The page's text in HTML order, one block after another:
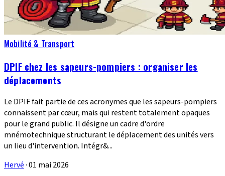
Mobilité & Transport
DPIF chez les sapeurs-pompiers : organiser les
déplacements
Le DPIF fait partie de ces acronymes que les sapeurs-pompiers
connaissent par cœur, mais qui restent totalement opaques
pour le grand public. Il désigne un cadre d'ordre
mnémotechnique structurant le déplacement des unités vers
un lieu d'intervention. Intégr&...
Hervé·01 mai 2026